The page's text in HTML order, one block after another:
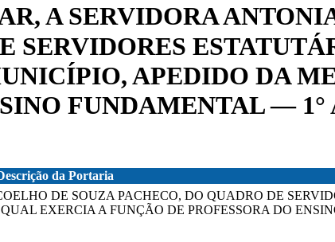
A SERVIDORA
SERVIDORES
APEDIDO DA
FUNDAMENTAL —
da Portaria
DE SOUZA PACHECO, DO QUADRO DE
EXERCIA A FUNÇÃO DE PROFESSORA DO